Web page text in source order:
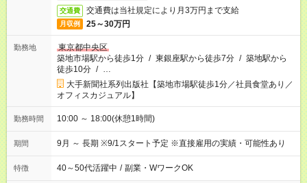
交通費 交通費は当社規定により月3万円まで支給
月収例 25～30万円
勤務地
東京都中央区
築地市場駅から徒歩1分 / 東銀座駅から徒歩7分 / 築地駅から
徒歩10分 / …
大手新聞社系列出版社【築地市場駅徒歩1分／社員食堂あり／
オフィスカジュアル】
勤務時間 10:00 ～ 18:00(休憩1時間)
期間 9月 ～ 長期 ※9/1スタート予定 ※直接雇用の実績・可能性あり
特徴 40～50代活躍中 / 副業・WワークOK